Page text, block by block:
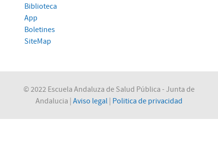
Biblioteca
App
Boletines
SiteMap
© 2022 Escuela Andaluza de Salud Pública - Junta de
Andalucia | Aviso legal Politica de privacidad